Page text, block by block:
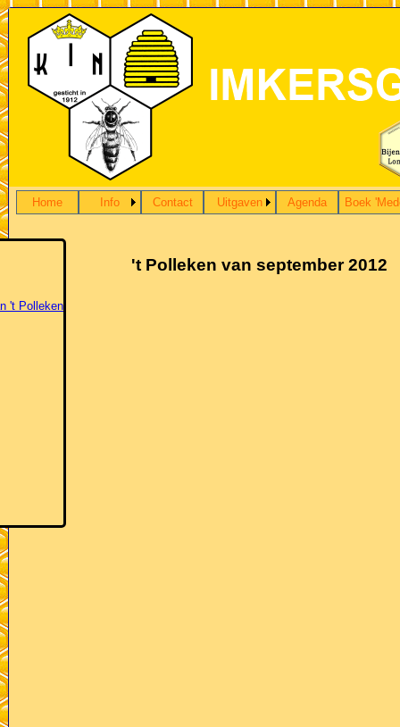
Home Info Contact Uitgaven Agenda Boek
't Polleken
't Polleken van september 2012